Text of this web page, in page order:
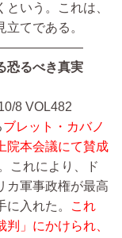
いう。これは、
てである。
恐るべき真実
8 VOL482
ブレット・カバノ
院本会議にて賛成
これにより、ド
カ軍事政権が最高
入れた。
これ
」にかけられ、